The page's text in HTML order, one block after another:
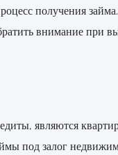
получения
внимание при
являются
под залог